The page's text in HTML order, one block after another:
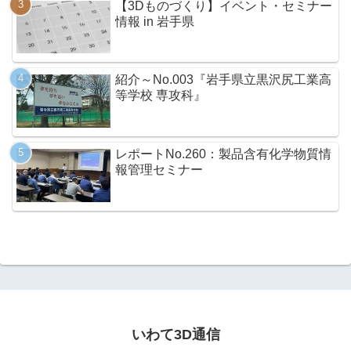
【3Dものづくり】イベント・セミナー
情報 in 岩手県
紹介～No.003『岩手県立黒沢尻工業高
等学校 専攻科』
レポートNo.260：製品含有化学物質情
報管理セミナー
いわて3D通信